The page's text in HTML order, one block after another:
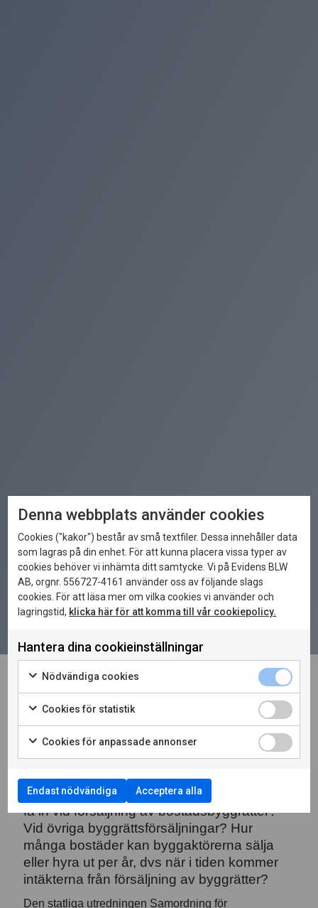
I Ystad står kommunen i begrepp att
utveckla Hamnstaden med 1.500 bostäder
samt lokaler för verksamheter och service.
Försäljning av byggrätter kommer ge
kommunen intäkter, men täcker de
kostnaderna? Hur mycket kan kommunen
få in vid försäljning av bostadsbyggrätter?
Vid övriga byggrättsförsäljningar? Hur
många bostäder kan byggaktörerna sälja
eller hyra ut per år, dvs när i tiden kommer
intäkterna från försäljning av byggrätter?
Den statliga utredningen Samordning för
Denna webbplats använder cookies
Cookies ("kakor") består av små textfiler. Dessa innehåller data
som lagras på din enhet. För att kunna placera vissa typer av
cookies behöver vi inhämta ditt samtycke. Vi på Evidens BLW
AB, orgnr. 556727-4161 använder oss av följande slags
cookies. För att läsa mer om vilka cookies vi använder och
lagringstid, klicka här för att komma till vår cookiepolicy.
Hantera dina cookieinställningar
Nödvändiga cookies
Cookies för statistik
Cookies för anpassade annonser
Endast nödvändiga Acceptera alla